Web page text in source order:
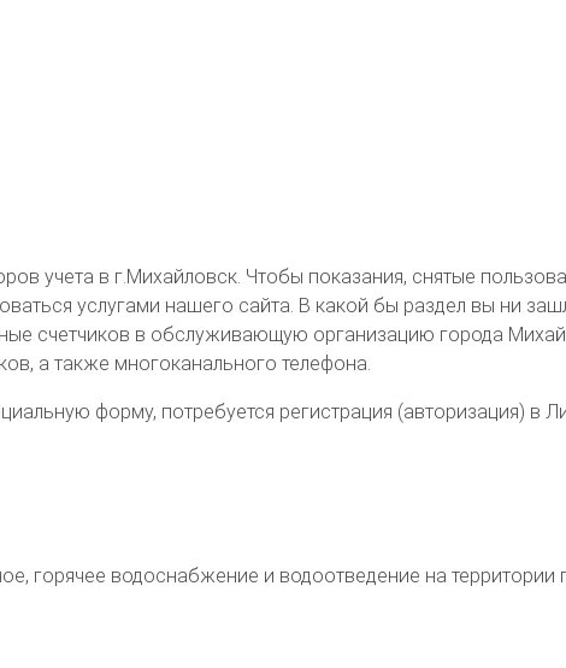
учета в г.Михайловск. Чтобы показания, снятые
услугами нашего сайта. В какой бы раздел вы ни
счетчиков в обслуживающую организацию города
а также многоканального телефона.
форму, потребуется регистрация (авторизация) в
горячее водоснабжение и водоотведение на территории